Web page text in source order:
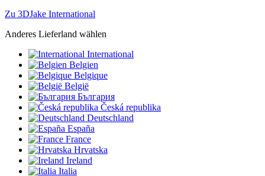
Zu 3DJake International
Anderes Lieferland wählen
International
Belgien
Belgique
België
България
Česká republika
Deutschland
España
France
Hrvatska
Ireland
Italia